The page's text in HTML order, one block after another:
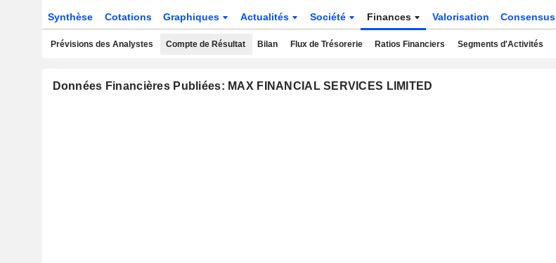
Synthèse Cotations Graphiques Actualités Société Finances Valorisation Consensus
Prévisions des Analystes Compte de Résultat Bilan Flux de Trésorerie Ratios Financiers Segments d'Activités
Données Financières Publiées: MAX FINANCIAL SERVICES LIMITED